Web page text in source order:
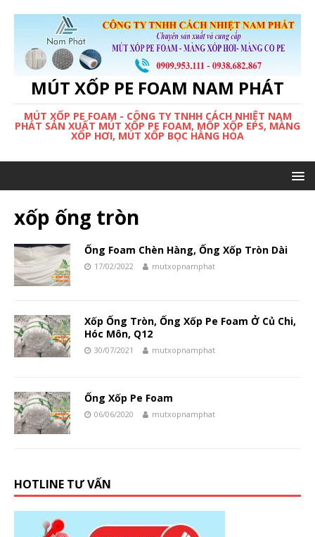
MÚT XỐP PE FOAM NAM PHÁT
MÚT XỐP PE FOAM - CÔNG TY TNHH CÁCH NHIỆT NAM
PHÁT SẢN XUẤT MÚT XỐP PE FOAM, MỐP XỐP EPS, MÀNG
XỐP HƠI, MÚT XỐP BỌC HÀNG HÓA
xốp ống tròn
Ống Foam Chèn Hàng, Ống Xốp Tròn Dài
17/02/2022 mutxopnamphat
Xốp Ống Tròn, Ống Xốp Pe Foam Ở Củ Chi,
Hóc Môn, Q12
30/07/2021 mutxopnamphat
Ống Xốp Pe Foam
06/06/2020 mutxopnamphat
HOTLINE TƯ VẤN